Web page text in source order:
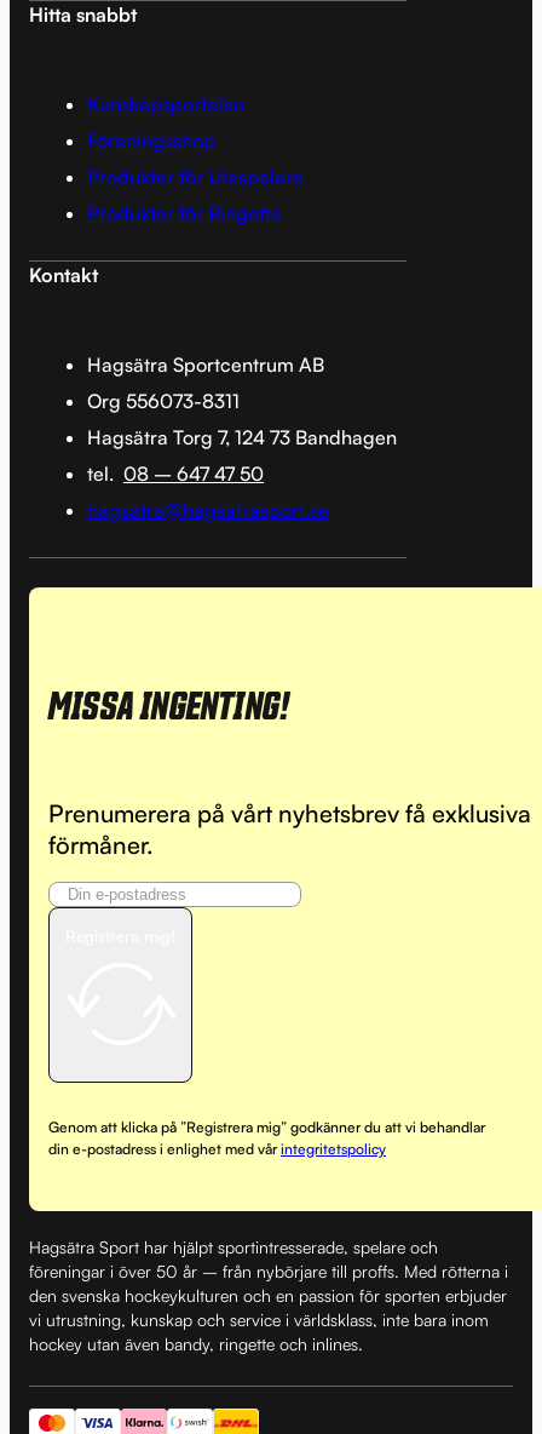
Hitta snabbt
Kunskapsportalen
Föreningsshop
Produkter för Utespelare
Produkter för Ringette
Kontakt
Hagsätra Sportcentrum AB
Org 556073-8311
Hagsätra Torg 7, 124 73 Bandhagen
tel. 08 – 647 47 50
hagsatra@hagsatrasport.se
MISSA INGENTING!
Prenumerera på vårt nyhetsbrev få exklusiva
förmåner.
Genom att klicka på ”Registrera mig” godkänner du att vi behandlar
din e-postadress i enlighet med vårintegritetspolicy
Hagsätra Sport har hjälpt sportintresserade, spelare och
föreningar i över 50 år – från nybörjare till proffs. Med rötterna i
den svenska hockeykulturen och en passion för sporten erbjuder
vi utrustning, kunskap och service i världsklass, inte bara inom
hockey utan även bandy, ringette och inlines.